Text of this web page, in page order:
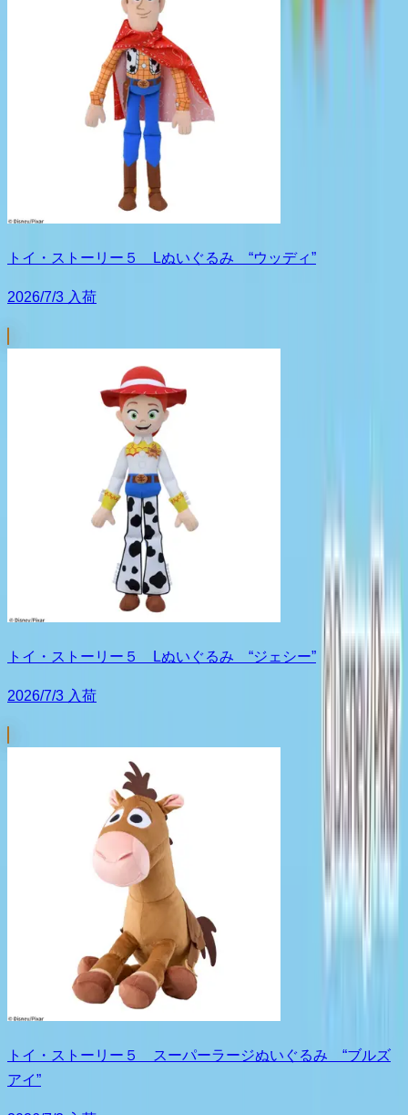
トイ・ストーリー５ Lぬいぐるみ “ウッディ”
2026/7/3 入荷
トイ・ストーリー５ Lぬいぐるみ “ジェシー”
2026/7/3 入荷
トイ・ストーリー５ スーパーラージぬいぐるみ “ブルズ
アイ”